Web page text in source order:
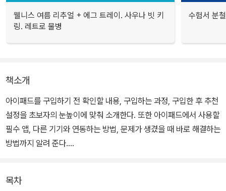
웰니스 여름 리추얼 + 에그 트레이. 사우나 빗 키
링. 레트로 물병
수험서 분
책소개
아이패드를 구입하기 전 확인할 내용, 구입하는 과정, 구입한 후 추천
설정을 초보자의 눈높이에 맞춰 소개한다. 또한 아이패드에서 사용할
필수 앱, 다른 기기와 연동하는 방법, 문제가 생겼을 때 바로 해결하는
방법까지 알려 준다.
궁무진한 활용성을 영상으로 제작해 왔다. 누적 조회수 1,100만 '톡써
목차